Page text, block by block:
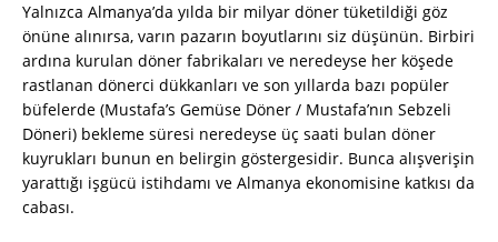
Yalnızca Almanya’da yılda bir milyar döner tüketildiği göz
önüne alınırsa, varın pazarın boyutlarını siz düşünün. Birbiri
ardına kurulan döner fabrikaları ve neredeyse her köşede
rastlanan dönerci dükkanları ve son yıllarda bazı popüler
büfelerde (Mustafa’s Gemüse Döner / Mustafa’nın Sebzeli
Döneri) bekleme süresi neredeyse üç saati bulan döner
kuyrukları bunun en belirgin göstergesidir. Bunca alışverişin
yarattığı işgücü istihdamı ve Almanya ekonomisine katkısı da
cabası.